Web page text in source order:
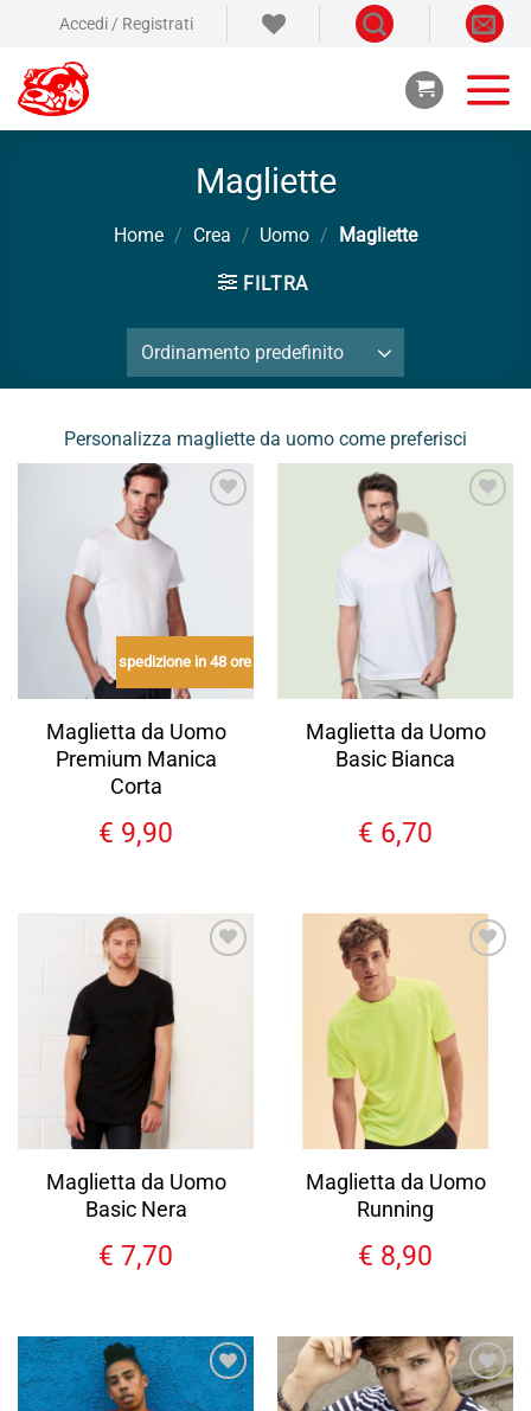
contenuti
Accedi / Registrati
Magliette
Home / Crea / Uomo / Magliette
FILTRA
Personalizza magliette da uomo come preferisci
spedizione in 48 ore
Maglietta da Uomo
Premium Manica
Corta
€ 9,90
desideri
Maglietta da Uomo
Basic Bianca
€ 6,70
Maglietta da Uomo
Basic Nera
€ 7,70
desideri
Maglietta da Uomo
Running
€ 8,90
Aggiungi
Aggiungi